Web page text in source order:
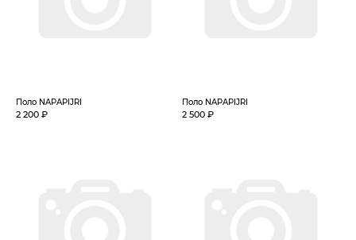
Поло NAPAPIJRI
2 200 ₽
Поло NAPAPIJRI
2 500 ₽